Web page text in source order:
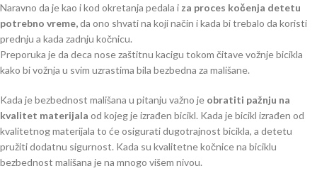
Naravno da je kao i kod okretanja pedala i za proces kočenja detetu
potrebno vreme,da ono shvati na koji način i kada bi trebalo da koristi
prednju a kada zadnju kočnicu.
Preporuka je da deca nose zaštitnu kacigu tokom čitave vožnje bicikla
kako bi vožnja u svim uzrastima bila bezbedna za mališane.
Kada je bezbednost mališana u pitanju važno je obratiti pažnju na
kvalitet materijala od kojeg je izrađen bicikl. Kada je bicikl izrađen od
kvalitetnog materijala to će osigurati dugotrajnost bicikla, a detetu
pružiti dodatnu sigurnost. Kada su kvalitetne kočnice na biciklu
bezbednost mališana je na mnogo višem nivou.